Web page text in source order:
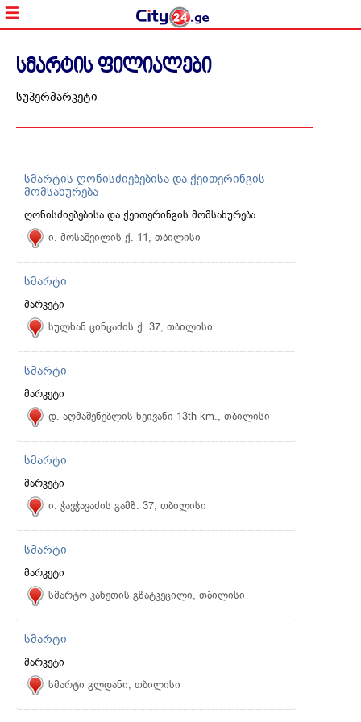
სმარტის ფილიალები
სუპერმარკეტი
სმარტის ღონისძიებებისა და ქეითერინგის
მომსახურება
ღონისძიებებისა და ქეითერინგის მომსახურება
ი. მოსაშვილის ქ. 11, თბილისი
სმარტი
მარკეტი
სულხან ცინცაძის ქ. 37, თბილისი
სმარტი
მარკეტი
დ. აღმაშენებლის ხეივანი 13th km., თბილისი
სმარტი
მარკეტი
ი. ჭავჭავაძის გამზ. 37, თბილისი
სმარტი
მარკეტი
სმარტო კახეთის გზატკეცილი, თბილისი
სმარტი
მარკეტი
სმარტი გლდანი, თბილისი